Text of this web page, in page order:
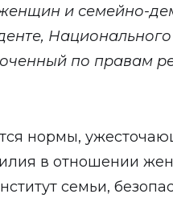
и семейно-
по правам
нормы,
в отношении
семьи,